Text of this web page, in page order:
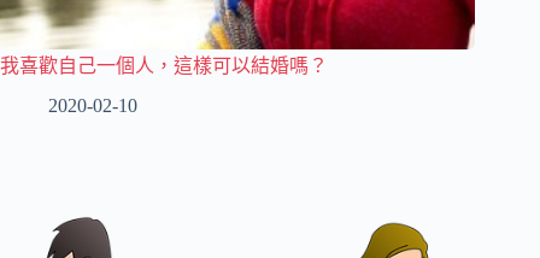
我喜歡自己一個人，這樣可以結婚嗎？
2020-02-10